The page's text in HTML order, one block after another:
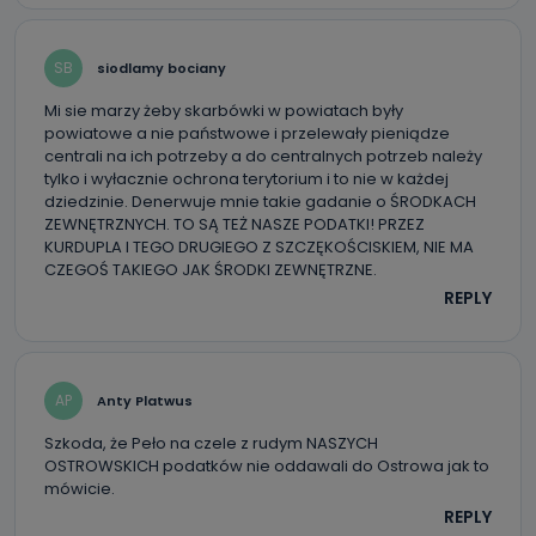
Telewizja Kablowa Pro-Art z siedzibą w miejscowości
Ostrów Wielkopolski (63-400) przy ul. Wolności 19 nie
przekazuje Państwa danych osobowych podmiotom
procesach zautomatyzowanego profilowania.
Co mogą Państwo zrobić z
przekazanymi nam danymi?
Po wyrażeniu zgody na przetwarzanie danych osobowych,
mają Państwo prawo do żądania od Telewizji Kablowa
Pro-Art z siedzibą w miejscowości Ostrów Wielkopolski (63-
400) przy ul. Wolności 19 dostępu do danych osobowych
Do kiedy Państwa dane osobowe będą
przechowywane?
Do czasu wycofania zgody lub, jeśli dane będą
przetwarzane na podstawie prawnie uzasadnionego celu
administratora – do momentu wniesienia sprzeciwu.
SB siodlamy bociany
Mi sie marzy żeby skarbówki w powiatach były
powiatowe a nie państwowe i przelewały pieniądze
centrali na ich potrzeby a do centralnych potrzeb należy
tylko i wyłacznie ochrona terytorium i to nie w każdej
dziedzinie. Denerwuje mnie takie gadanie o ŚRODKACH
ZEWNĘTRZNYCH. TO SĄ TEŻ NASZE PODATKI! PRZEZ
KURDUPLA I TEGO DRUGIEGO Z SZCZĘKOŚCISKIEM, NIE MA
CZEGOŚ TAKIEGO JAK ŚRODKI ZEWNĘTRZNE.
REPLY
AP Anty Platwus
Szkoda, że Peło na czele z rudym NASZYCH
OSTROWSKICH podatków nie oddawali do Ostrowa jak to
mówicie.
REPLY